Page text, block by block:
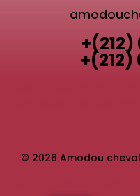
+(212)
+(212)
© 2026 Amodou